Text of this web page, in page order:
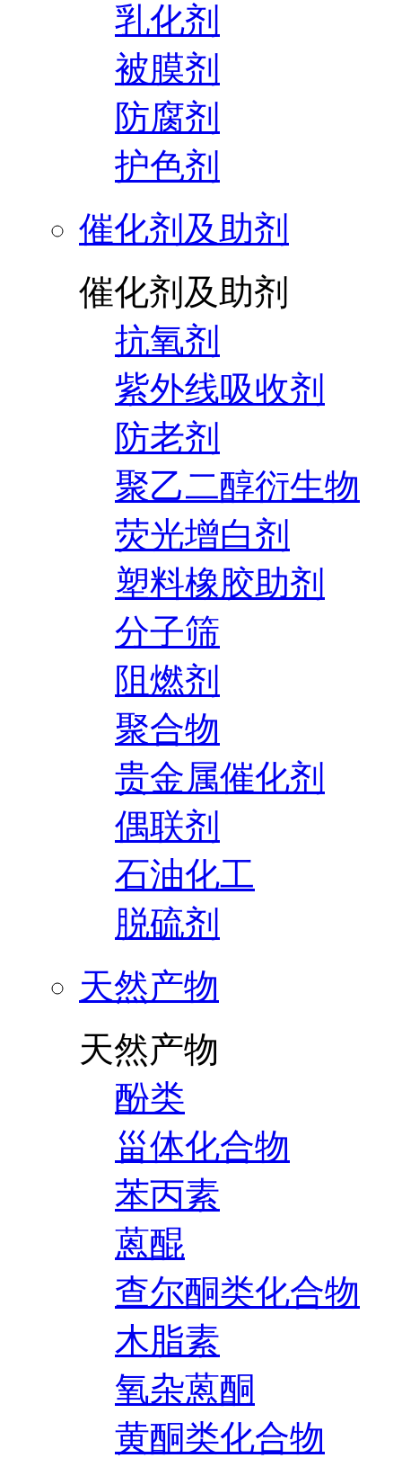
乳化剂
被膜剂
防腐剂
护色剂
催化剂及助剂
催化剂及助剂
抗氧剂
紫外线吸收剂
防老剂
聚乙二醇衍生物
荧光增白剂
塑料橡胶助剂
分子筛
阻燃剂
聚合物
贵金属催化剂
偶联剂
石油化工
脱硫剂
天然产物
天然产物
酚类
甾体化合物
苯丙素
蒽醌
查尔酮类化合物
木脂素
氧杂蒽酮
黄酮类化合物